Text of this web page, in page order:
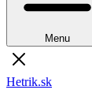
Menu
Hetrik.sk